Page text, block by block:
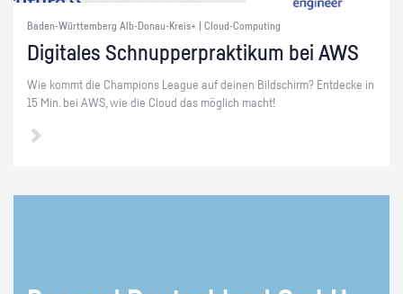
Baden-Württemberg Alb-Donau-Kreis+ | Cloud-Computing
Di­gi­ta­les Schnup­per­prak­ti­kum bei AWS
Wie kommt die Cham­pi­ons Le­ague auf dei­nen Bild­schirm? Ent­de­cke in
15 Min. bei AWS, wie die Cloud das mög­lich macht!